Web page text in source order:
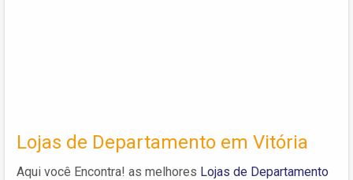
Lojas de Departamento em Vitória
Aqui você Encontra! as melhores Lojas de Departamento